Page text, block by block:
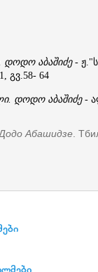
დოდო აბაშიძე- ჟ."
გვ.58- 64
. დოდო აბაშიძე-
Абашидзе .